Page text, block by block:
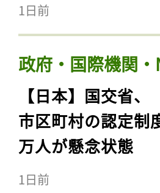
1日前
政府・国際機関・
【日本】国交省
市区町村の認定制
万人が懸念状態
1日前